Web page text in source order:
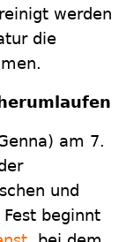
werden
die
am 7.
und
beginnt